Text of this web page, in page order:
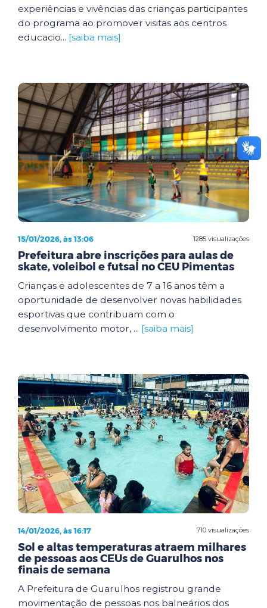
experiências e vivências das crianças participantes
do programa ao promover visitas aos centros
educacio... [saiba mais]
1285 visualizações
15/01/2026, às 13:06
Prefeitura abre inscrições para aulas de
skate, voleibol e futsal no CEU Pimentas
Crianças e adolescentes de 7 a 16 anos têm a
oportunidade de desenvolver novas habilidades
esportivas que contribuam com o
desenvolvimento motor, ... [saiba mais]
710 visualizações
14/01/2026, às 16:17
Sol e altas temperaturas atraem milhares
de pessoas aos CEUs de Guarulhos nos
finais de semana
A Prefeitura de Guarulhos registrou grande
movimentação de pessoas nos balneários dos